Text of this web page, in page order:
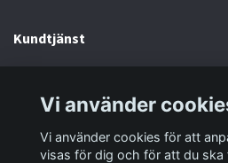
Kundtjänst
Sociala medier
Vi använder
Vi använder cookies för att
visas för dig och för att du ska